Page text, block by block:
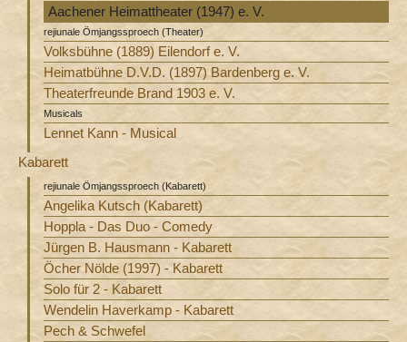
Aachener Heimattheater (1947) e. V.
rejiunale Ömjangssproech (Theater)
Volksbühne (1889) Eilendorf e. V.
Heimatbühne D.V.D. (1897) Bardenberg e. V.
Theaterfreunde Brand 1903 e. V.
Musicals
Lennet Kann - Musical
Kabarett
rejiunale Ömjangssproech (Kabarett)
Angelika Kutsch (Kabarett)
Hoppla - Das Duo - Comedy
Jürgen B. Hausmann - Kabarett
Öcher Nölde (1997) - Kabarett
Solo für 2 - Kabarett
Wendelin Haverkamp - Kabarett
Pech & Schwefel